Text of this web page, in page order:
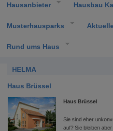
Hausanbieter Hausbau
Musterhausparks
Rund ums Haus
HELMA
Haus Brüssel
Haus Brüssel
Sie sind eher
auf? Sie bleiben